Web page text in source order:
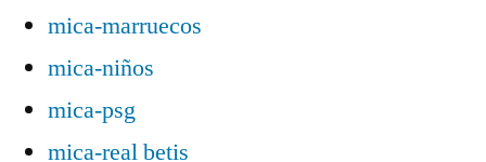
mica-marruecos
mica-niños
mica-psg
mica-real betis